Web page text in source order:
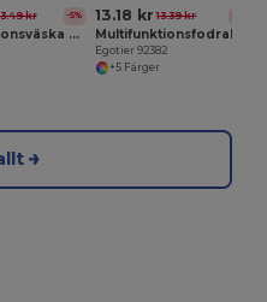
kr -5%
Multifunktionsväska gjord av återvunnen filt (100% rPET)
13.18 kr 13.39 kr -2%
Egotier 92382
+5 Färger